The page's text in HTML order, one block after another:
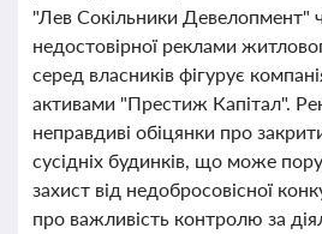
"Лев Сокільники Девелопмент"
недостовірної реклами
серед власників фігурує
активами "Престиж Капітал".
неправдиві обіцянки про
сусідніх будинків, що може
захист від недобросовісної
про важливість контролю за